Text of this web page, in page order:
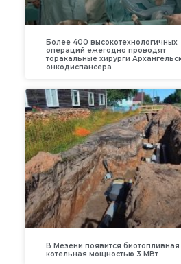
Более 400 высокотехнологичных
операций ежегодно проводят
торакальные хирурги
онкодиспансера
В Мезени появится биотопливная
котельная мощностью 3 МВт